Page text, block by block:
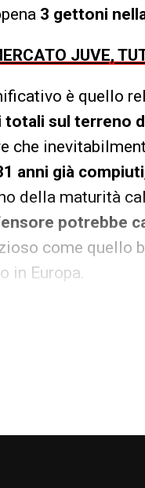
3 gettoni
JUVE,
è quello
totali sul terreno
che
anni già compiuti
della maturità
potrebbe
come quello
in Europa.